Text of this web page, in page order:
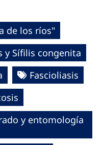
de los ríos"
y Sífilis congenita
Fascioliasis
y entomología